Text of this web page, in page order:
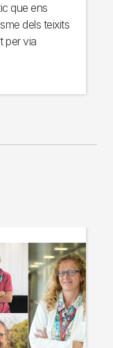
que ens
dels teixits
per via